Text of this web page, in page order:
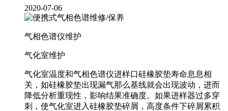
2020-07-06
气相色谱仪维护
气化室维护
气化室温度和气相色谱仪进样口硅橡胶垫寿命息息相
关，如硅橡胶垫出现漏气那么基线就会出现波动，进而
降低分析重现性，影响结果准确度。如果进样器过多穿
刺，使气化室进入硅橡胶垫碎屑，高度条件下碎屑累积